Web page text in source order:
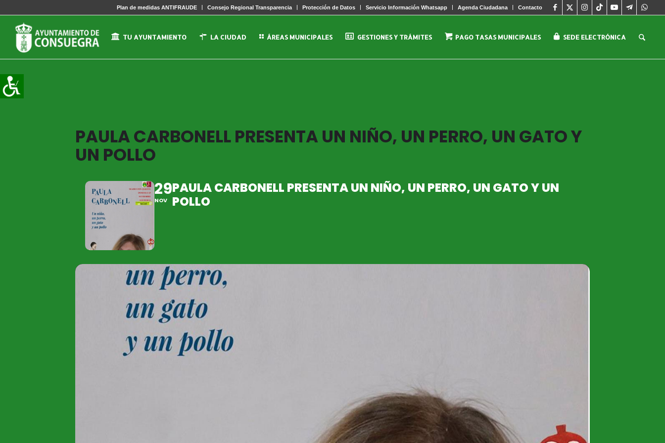
Plan de medidas ANTIFRAUDE Consejo Regional Transparencia Protección de Datos Servicio Información Whatsapp Agenda Ciudadana Contacto
TU AYUNTAMIENTO LA CIUDAD ÁREAS MUNICIPALES GESTIONES Y TRÁMITES PAGO TASAS MUNICIPALES SEDE ELECTRÓNICA
PAULA CARBONELL PRESENTA UN NIÑO, UN PERRO, UN GATO Y
UN POLLO
29
NOV
PAULA CARBONELL PRESENTA UN NIÑO, UN PERRO, UN GATO Y UN
POLLO